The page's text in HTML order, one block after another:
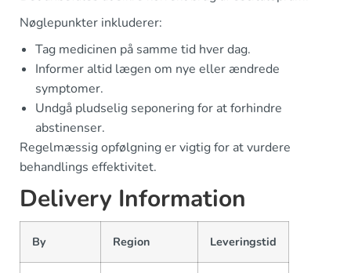
Nøglepunkter inkluderer:
Tag medicinen på samme tid hver dag.
Informer altid lægen om nye eller ændrede
symptomer.
Undgå pludselig seponering for at forhindre
abstinenser.
Regelmæssig opfølgning er vigtig for at vurdere
behandlings effektivitet.
Delivery Information
By Region Leveringstid